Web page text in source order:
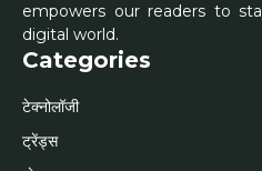
empowers our readers to
digital world.
Categories
टेक्नोलॉजी
ट्रेंड्स